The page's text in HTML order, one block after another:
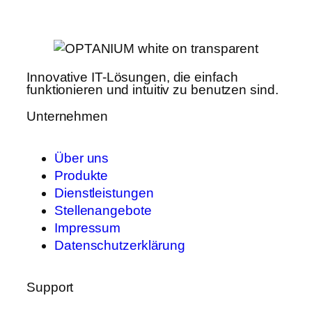
Innovative IT-Lösungen, die einfach
funktionieren und intuitiv zu benutzen sind.
Unternehmen
Über uns
Produkte
Dienstleistungen
Stellenangebote
Impressum
Datenschutzerklärung
Support